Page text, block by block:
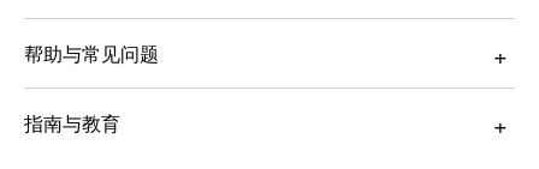
帮助与常见问题
指南与教育